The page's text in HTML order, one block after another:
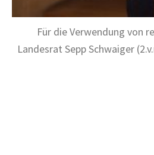
Für die Verwendung von
Landesrat Sepp Schwaiger